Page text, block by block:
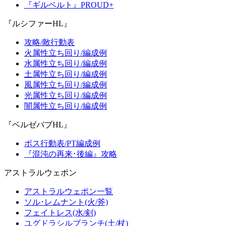
『ギルベルト』PROUD+
『ルシファーHL』
攻略/敵行動表
火属性立ち回り/編成例
水属性立ち回り/編成例
土属性立ち回り/編成例
風属性立ち回り/編成例
光属性立ち回り/編成例
闇属性立ち回り/編成例
『ベルゼバブHL』
ボス行動表/PT編成例
『混沌の再来･後編』攻略
アストラルウェポン
アストラルウェポン一覧
ソル･レムナント(火/斧)
フェイトレス(水/剣)
ユグドラシルブランチ(土/杖)